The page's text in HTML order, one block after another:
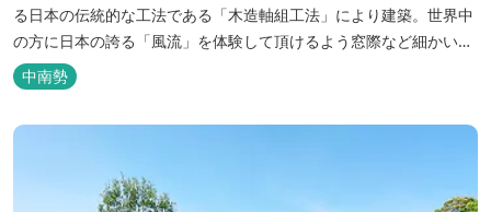
る日本の伝統的な工法である「木造軸組工法」により建築。世界中
の方に日本の誇る「風流」を体験して頂けるよう窓際など細かいデ
ィテールにこだわりました。4棟から成る旅籠棟では各棟1階に入居
するテナントプロデュースにより洗練された世界観を各客室でお楽
中南勢